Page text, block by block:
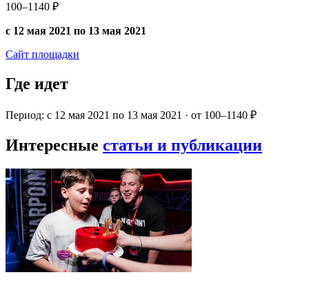
100–1140 ₽
с 12 мая 2021 по 13 мая 2021
Сайт площадки
Где идет
Период: с 12 мая 2021 по 13 мая 2021 · от 100–1140 ₽
Интересные статьи и публикации